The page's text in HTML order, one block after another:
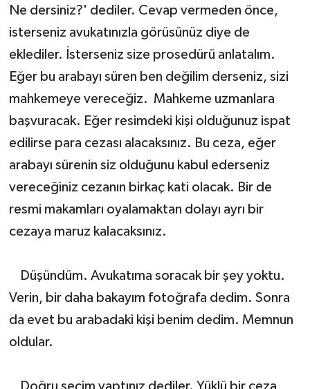
Ne dersiniz?' dediler. Cevap vermeden önce,
isterseniz avukatınızla görüsünüz diye de
eklediler. İsterseniz size prosedürü anlatalım.
Eğer bu arabayı süren ben değilim derseniz, sizi
mahkemeye vereceğiz. Mahkeme uzmanlara
başvuracak. Eğer resimdeki kişi olduğunuz ispat
edilirse para cezası alacaksınız. Bu ceza, eğer
arabayı sürenin siz olduğunu kabul ederseniz
vereceğiniz cezanın birkaç kati olacak. Bir de
resmi makamları oyalamaktan dolayı ayrı bir
cezaya maruz kalacaksınız.
Düşündüm. Avukatıma soracak bir şey yoktu.
Verin, bir daha bakayım fotoğrafa dedim. Sonra
da evet bu arabadaki kişi benim dedim. Memnun
oldular.
Doğru seçim yaptınız dediler. Yüklü bir ceza